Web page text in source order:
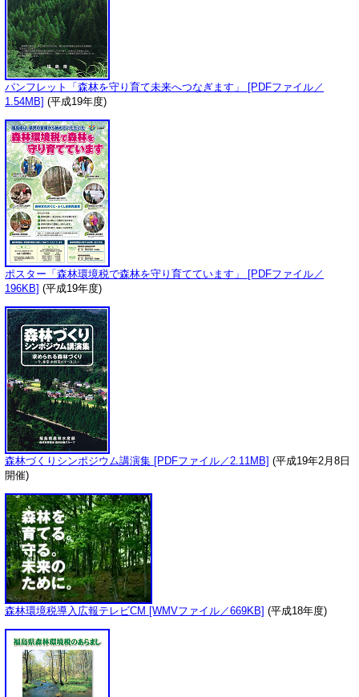
パンフレット「森林を守り育て未来へつなぎます」 [PDFファイル／
1.54MB] (平成19年度)
ポスター「森林環境税で森林を守り育てています」 [PDFファイル／
196KB] (平成19年度)
森林づくりシンポジウム講演集 [PDFファイル／2.11MB] (平成19年2月8日
開催)
森林環境税導入広報テレビCM [WMVファイル／669KB] (平成18年度)